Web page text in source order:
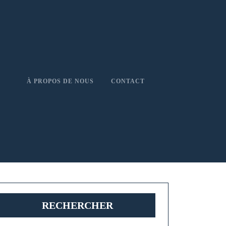
À PROPOS DE NOUS CONTACT
RECHERCHER